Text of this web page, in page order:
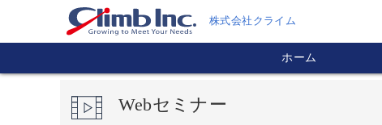
株式会社クライム
ホーム
Webセミナー